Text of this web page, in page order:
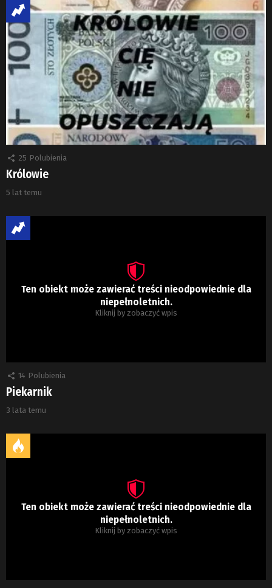
25 Polubienia
Królowie
5 lat temu
Ten obiekt może zawierać treści nieodpowiednie dla
niepełnoletnich.
Kliknij by zobaczyć wpis
14 Polubienia
Piekarnik
3 lata temu
Ten obiekt może zawierać treści nieodpowiednie dla
niepełnoletnich.
Kliknij by zobaczyć wpis